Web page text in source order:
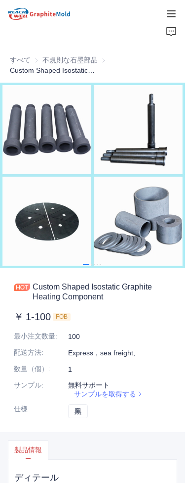
すべて 不規則な石墨部品 不規則な石墨部品
Custom Shaped Isostatic Graphite
Heating Component
￥ 1-100 FOB
最小注文数量:
100
配送方法:
Express，sea freight,
数量（個） :
1
サンプル:
無料サポート
サンプルを取得する
仕様: 黑
製品情報
ディテール
会社
ホットピック
ニュース